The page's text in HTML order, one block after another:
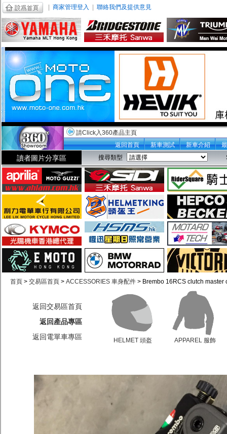
商家管理登入 聯絡我們及提供意見
請Click入360產品主頁
返回首頁
新車測試 新車介紹
讀者圖片分享區 搜尋類型
首頁 > 交易區首頁 > ACCESSORIES 車身配件 > Brembo 16RCS clutch master
返回交易區首頁
返回產品專區
返回電單車專區
HELMET 頭盔 APPAREL 服飾